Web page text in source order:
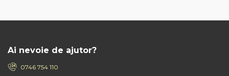
Ai nevoie de ajutor?
0746 754 110